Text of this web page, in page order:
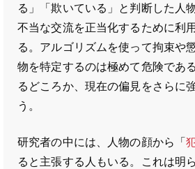
る」「欺いている」と判断した人
不当な交流を正当化するために利
る。アルゴリズムを使って拘束や
物を特定するのは極めて危険であ
るどころか、現在の偏見をさらに
う。
研究者の中には、人物の顔から「
ると主張する人もいる。これは明